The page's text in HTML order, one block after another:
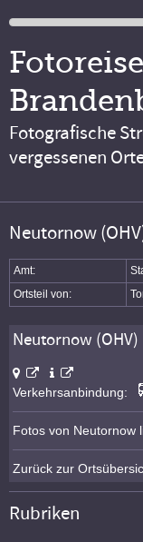
Fotografische
vergessenen
Neutornow
Amt:
Ortsteil von:
Neutornow (OHV)
Verkehrsanbindung:
Fotos von Neutornow
Zurück zur
Rubriken